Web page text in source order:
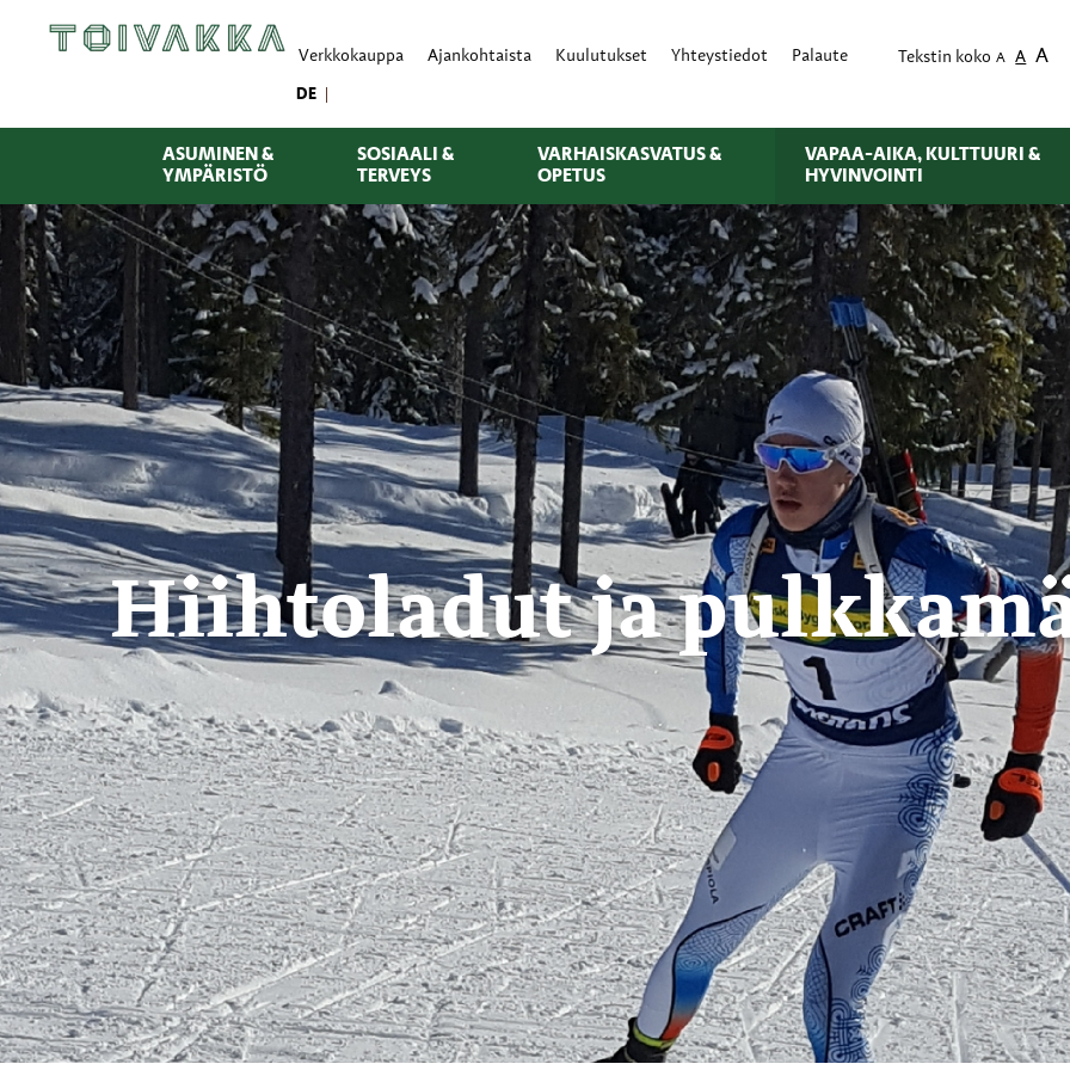
Verkkokauppa Ajankohtaista Kuulutukset Yhteystiedot Palaute Tekstin koko A A A
DE
ASUMINEN &
YMPÄRISTÖ
SOSIAALI &
TERVEYS
VARHAISKASVATUS &
OPETUS
VAPAA-AIKA, KULTTUURI &
HYVINVOINTI
Hiihtoladut ja